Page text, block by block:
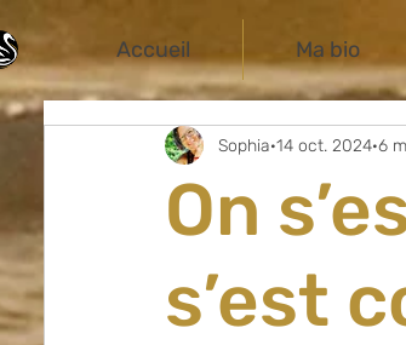
Accueil Ma bio
On
s’est
Sophia 14 oct. 2024 6